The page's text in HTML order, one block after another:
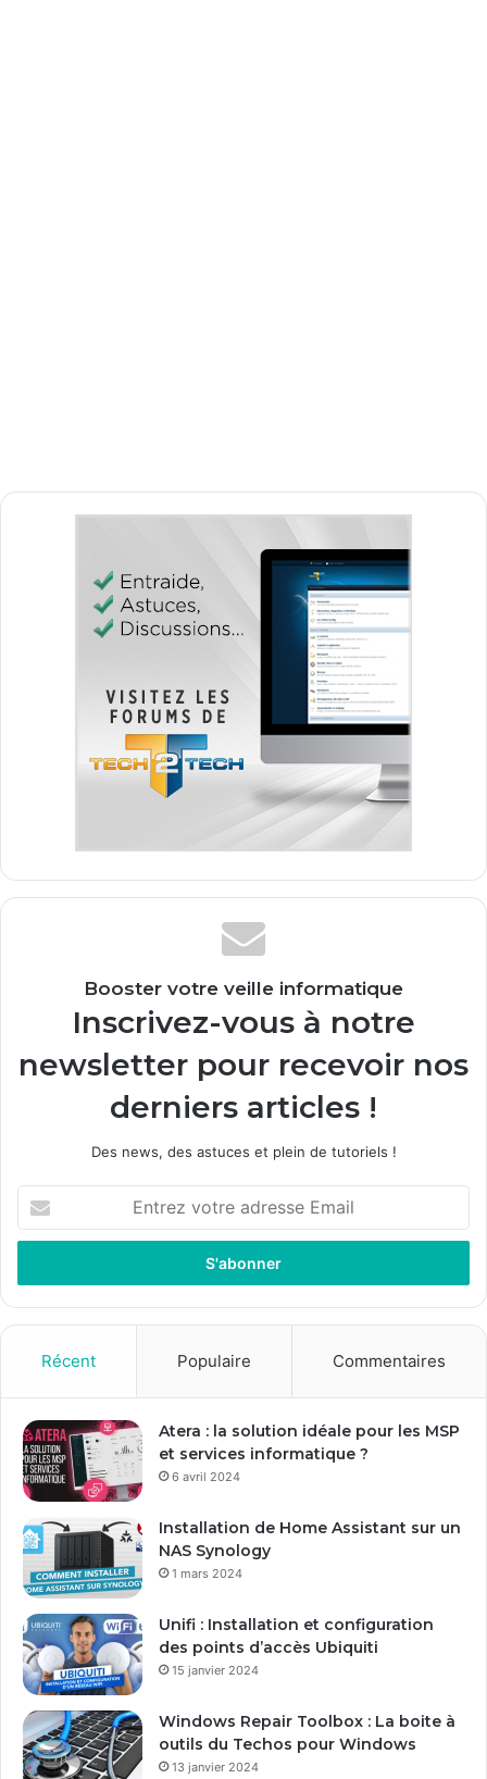
Booster votre veille informatique
Inscrivez-vous à notre
newsletter pour recevoir nos
derniers articles !
Des news, des astuces et plein de tutoriels !
t
e
z
r
e
a
d
s
e
m
a
Récent Populaire Commentaires
Atera : la solution idéale pour les MSP
et services informatique ?
6 avril 2024
Installation de Home Assistant sur un
NAS Synology
1 mars 2024
Unifi : Installation et configuration
des points d’accès Ubiquiti
15 janvier 2024
Windows Repair Toolbox : La boite à
outils du Techos pour Windows
13 janvier 2024